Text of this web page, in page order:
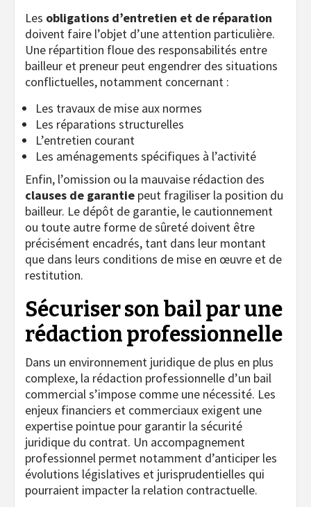
Les obligations d’entretien et de réparation
doivent faire l’objet d’une attention particulière.
Une répartition floue des responsabilités entre
bailleur et preneur peut engendrer des situations
conflictuelles, notamment concernant :
Les travaux de mise aux normes
Les réparations structurelles
L’entretien courant
Les aménagements spécifiques à l’activité
Enfin, l’omission ou la mauvaise rédaction des
clauses de garantie peut fragiliser la position du
bailleur. Le dépôt de garantie, le cautionnement
ou toute autre forme de sûreté doivent être
précisément encadrés, tant dans leur montant
que dans leurs conditions de mise en œuvre et de
restitution.
Sécuriser son bail par une
rédaction professionnelle
Dans un environnement juridique de plus en plus
complexe, la rédaction professionnelle d’un bail
commercial s’impose comme une nécessité. Les
enjeux financiers et commerciaux exigent une
expertise pointue pour garantir la sécurité
juridique du contrat. Un accompagnement
professionnel permet notamment d’anticiper les
évolutions législatives et jurisprudentielles qui
pourraient impacter la relation contractuelle.